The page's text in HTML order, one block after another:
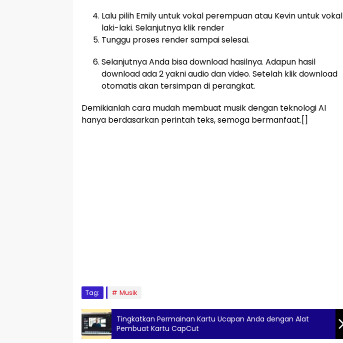
Lalu pilih Emily untuk vokal perempuan atau Kevin untuk vokal
laki-laki. Selanjutnya klik render
Tunggu proses render sampai selesai.
Selanjutnya Anda bisa download hasilnya. Adapun hasil
download ada 2 yakni audio dan video. Setelah klik download
otomatis akan tersimpan di perangkat.
Demikianlah cara mudah membuat musik dengan teknologi AI
hanya berdasarkan perintah teks, semoga bermanfaat.[]
Tag: Musik
Tingkatkan Permainan Kartu Ucapan Anda dengan Alat
Pembuat Kartu CapCut